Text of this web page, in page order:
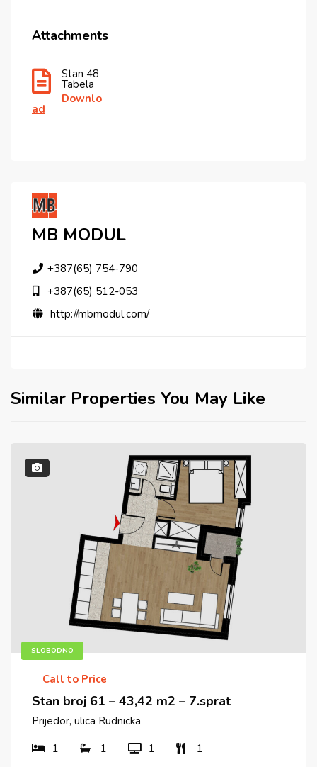
Attachments
Stan 48
Tabela
Downlo
Ad
MB MODUL
+387(65) 754-790
+387(65) 512-053
http://mbmodul.com/
Similar Properties You May Like
SLOBODNO
Call to Price
Stan broj 61 – 43,42 m2 – 7.sprat
Prijedor, ulica Rudnicka
1
1 1 1